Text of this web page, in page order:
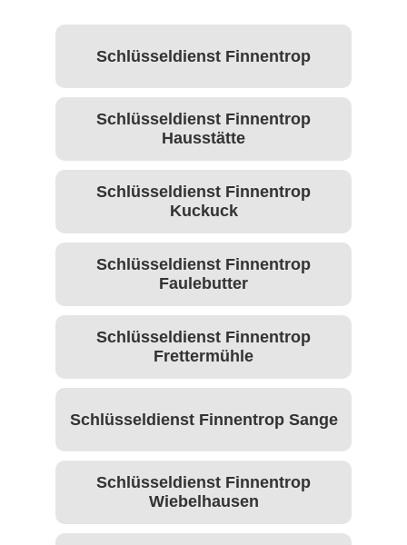
Schlüsseldienst Finnentrop
Schlüsseldienst Finnentrop
Hausstätte
Schlüsseldienst Finnentrop
Kuckuck
Schlüsseldienst Finnentrop
Faulebutter
Schlüsseldienst Finnentrop
Frettermühle
Schlüsseldienst Finnentrop Sange
Schlüsseldienst Finnentrop
Wiebelhausen